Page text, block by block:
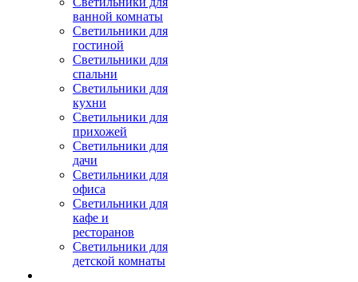
ванной комнаты
Светильники для
гостиной
Светильники для
спальни
Светильники для
кухни
Светильники для
прихожей
Светильники для
дачи
Светильники для
офиса
Светильники для
кафе и
ресторанов
Светильники для
детской комнаты